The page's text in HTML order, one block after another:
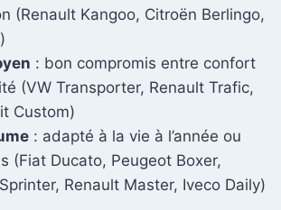
(Renault Kangoo, Citroën Berlingo,
: bon compromis entre confort
(VW Transporter, Renault Trafic,
Custom)
: adapté à la vie à l’année ou
(Fiat Ducato, Peugeot Boxer,
Renault Master, Iveco Daily)